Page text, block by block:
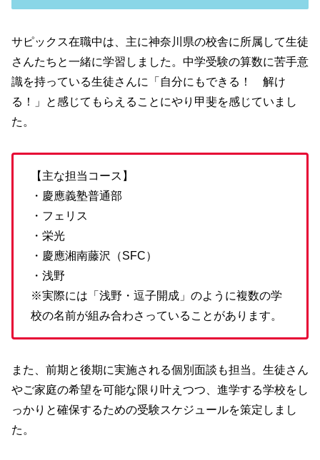
サピックス在職中は、主に神奈川県の校舎に所属して生徒
さんたちと一緒に学習しました。中学受験の算数に苦手意
識を持っている生徒さんに「自分にもできる！ 解け
る！」と感じてもらえることにやり甲斐を感じていまし
た。
【主な担当コース】
・慶應義塾普通部
・フェリス
・栄光
・慶應湘南藤沢（SFC）
・浅野
※実際には「浅野・逗子開成」のように複数の学
校の名前が組み合わさっていることがあります。
また、前期と後期に実施される個別面談も担当。生徒さん
やご家庭の希望を可能な限り叶えつつ、進学する学校をし
っかりと確保するための受験スケジュールを策定しまし
た。